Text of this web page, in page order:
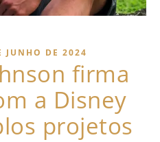
JUNHO DE 2024
firma
a Disney
projetos